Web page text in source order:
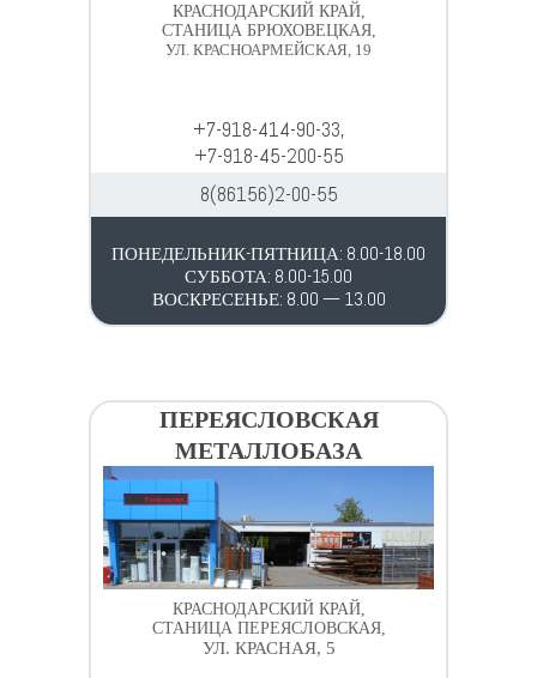
КРАСНОДАРСКИЙ КРАЙ,
СТАНИЦА БРЮХОВЕЦКАЯ,
УЛ. КРАСНОАРМЕЙСКАЯ, 19
+7-918-414-90-33,
+7-918-45-200-55
8(86156)2-00-55
ПОНЕДЕЛЬНИК-ПЯТНИЦА: 8.00-18.00
СУББОТА: 8.00-15.00
ВОСКРЕСЕНЬЕ: 8.00 — 13.00
ПЕРЕЯСЛОВСКАЯ
МЕТАЛЛОБАЗА
КРАСНОДАРСКИЙ КРАЙ,
СТАНИЦА ПЕРЕЯСЛОВСКАЯ,
УЛ. КРАСНАЯ, 5